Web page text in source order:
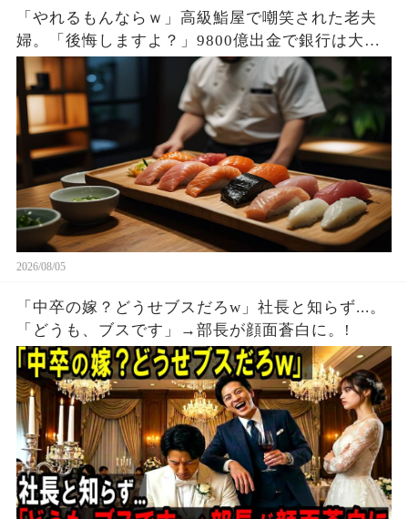
「やれるもんならｗ」高級鮨屋で嘲笑された老夫
婦。「後悔しますよ？」9800億出金で銀行は大惨
事。
2026/08/05
「中卒の嫁？どうせブスだろw」社長と知らず...。
「どうも、ブスです」→部長が顔面蒼白に。!